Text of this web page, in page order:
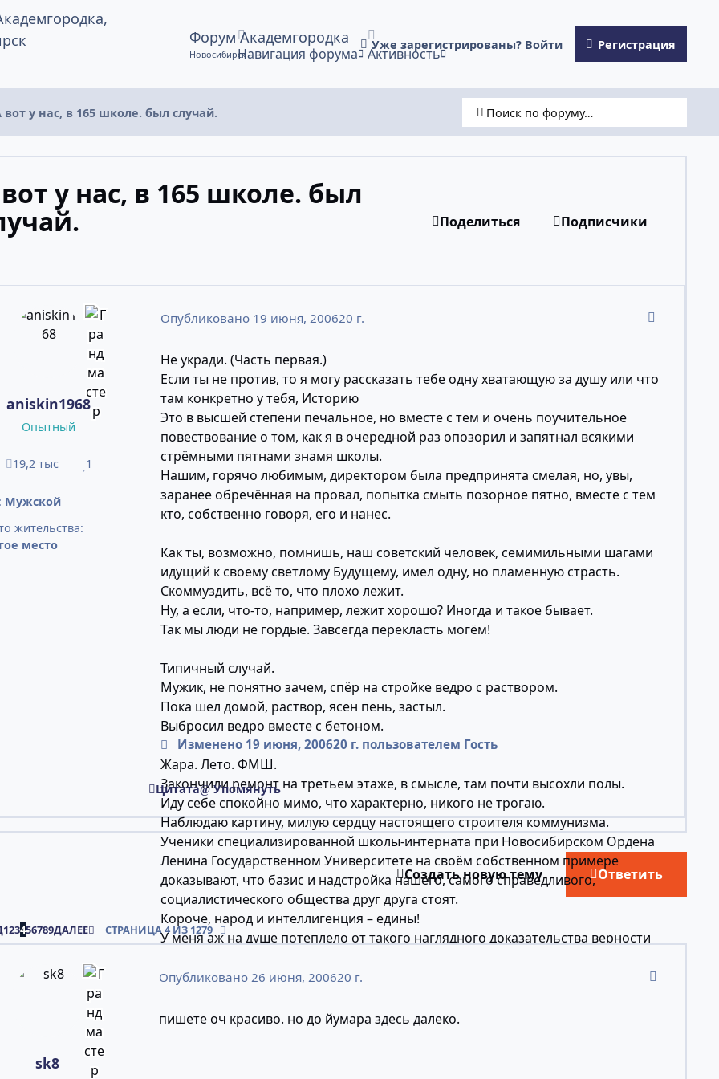
Форум Академгородка
НовосибирскНавигация форума Активность
Уже зарегистрированы? Войти Регистрация
вот у нас, в 165 школе. был случай. Поиск по форуму…
у нас, в 165 школе. был
Поделиться Подписчики
aniskin1968
Опытный
19,2 тыс
сообщения1Репутация
Мужской
жительства:
место
Опубликовано 19 июня, 200620 г.
Не укради. (Часть первая.)
Если ты не против, то я могу рассказать тебе одну хватающую за душу или что
там конкретно у тебя, Историю
Это в высшей степени печальное, но вместе с тем и очень поучительное
повествование о том, как я в очередной раз опозорил и запятнал всякими
стрёмными пятнами знамя школы.
Нашим, горячо любимым, директором была предпринята смелая, но, увы,
заранее обречённая на провал, попытка смыть позорное пятно, вместе с тем
кто, собственно говоря, его и нанес.
Как ты, возможно, помнишь, наш советский человек, семимильными шагами
идущий к своему светлому Будущему, имел одну, но пламенную страсть.
Скоммуздить, всё то, что плохо лежит.
Ну, а если, что-то, например, лежит хорошо? Иногда и такое бывает.
Так мы люди не гордые. Завсегда перекласть могём!
Типичный случай.
Мужик, не понятно зачем, спёр на стройке ведро с раствором.
Пока шел домой, раствор, ясен пень, застыл.
Выбросил ведро вместе с бетоном.
Жара. Лето. ФМШ.
Закончили ремонт на третьем этаже, в смысле, там почти высохли полы.
Иду себе спокойно мимо, что характерно, никого не трогаю.
Наблюдаю картину, милую сердцу настоящего строителя коммунизма.
Ученики специализированной школы-интерната при Новосибирском Ордена
Ленина Государственном Университете на своём собственном примере
доказывают, что базис и надстройка нашего, самого справедливого,
социалистического общества друг друга стоят.
Короче, народ и интеллигенция – едины!
У меня аж на душе потеплело от такого наглядного доказательства верности
фомками воровскими, а самым что ни на есть передовым марксистско-
Изменено 19 июня, 200620 г.пользователем Гость
Цитата Упомянуть
Создать новую тему Ответить
СТРАНИЦА
123456789ДАЛЕЕ ПОСЛЕДНЯЯ СТРАНИЦА
СТРАНИЦА 4 ИЗ 1279
sk8
Опубликовано 26 июня, 200620 г.
пишете оч красиво. но до йумара здесь далеко.